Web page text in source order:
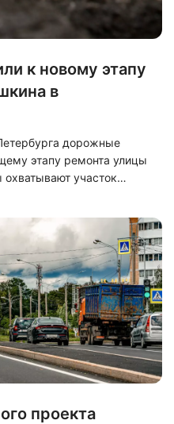
к новому этапу
в
дорожные
этапу ремонта улицы
участок
этапа планируется
на проезжей части
километра. Ремонт носит
в себя обновление всей
проекта